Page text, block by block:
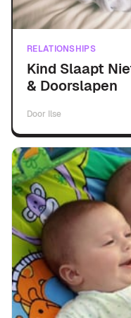
RELATIONSHIPS
Kind Slaapt
& Doorslapen
Door Ilse